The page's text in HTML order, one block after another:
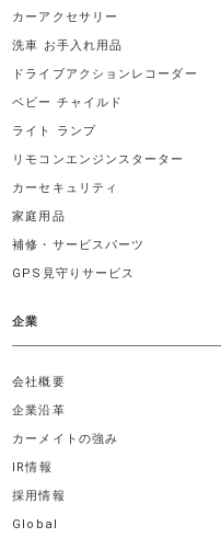
カーアクセサリー
洗車 お手入れ用品
ドライブアクションレコーダー
ベビー チャイルド
ライト ランプ
リモコンエンジンスターター
カーセキュリティ
家庭用品
補修・サービスパーツ
GPS見守りサービス
企業
会社概要
企業沿革
カーメイトの強み
IR情報
採用情報
Global